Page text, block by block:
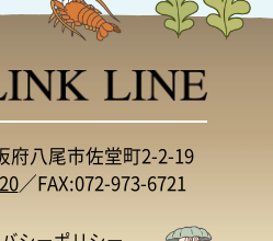
八尾市佐堂町2-2-19
／FAX:072-973-6721